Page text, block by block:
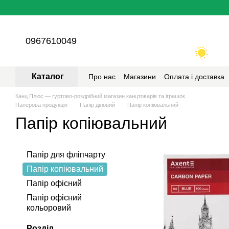
0967610049
Каталог Про нас Магазини Оплата і доставка
Канц Плюс — гуртово-роздрібний магазин канцтоварів та іграшок
Паперова продукцiя
Папір діловий Папір копіювальний
Папір копіювальний
Папір для фліпчарту
Папір копіювальний
Папір офісний
Папір офісний
кольоровий